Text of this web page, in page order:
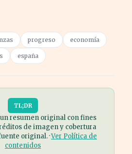
progreso economía
españa
TL;DR
resumen original con fines
de imagen y cobertura
original. ·Ver Política de
contenidos